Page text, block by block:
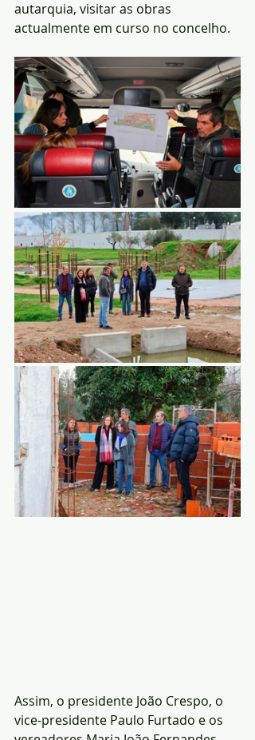
autarquia, visitar as obras
actualmente em curso no concelho.
Assim, o presidente João Crespo, o
vice-presidente Paulo Furtado e os